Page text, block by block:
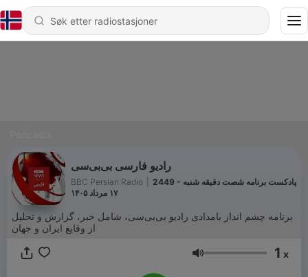
رادیو فارسی بی‌بی‌سی
BBC Persian Radio
2449 - پادکست برنامه شصت دقیقه شنبه
۱۷ مرداد ۱۴۰۵
برنامه چشم انداز بامدادی رادیو بی‌بی‌سی، شامل خبر، گزارش و تحلیل
از وقایع ایران و جهان
Volum 1 x